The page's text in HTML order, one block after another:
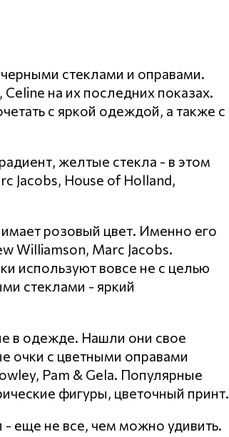
стеклами и оправами.
на их последних показах.
с яркой одеждой, а также с
желтые стекла - в этом
Jacobs, House of Holland,
розовый цвет. Именно его
Williamson, Marc Jacobs.
используют вовсе не с целью
стеклами - яркий
в одежде. Нашли они свое
очки с цветными оправами
Pam & Gela. Популярные
фигуры, цветочный принт.
еще не все, чем можно удивить.